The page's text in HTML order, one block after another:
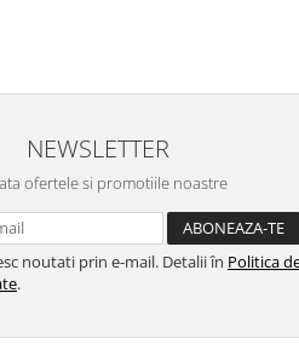
NEWSLETTER
ofertele si promotiile noastre
noutati prin e-mail. Detalii în Politica
.